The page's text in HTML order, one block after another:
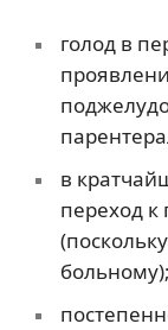
голод в
в
переход
больному);